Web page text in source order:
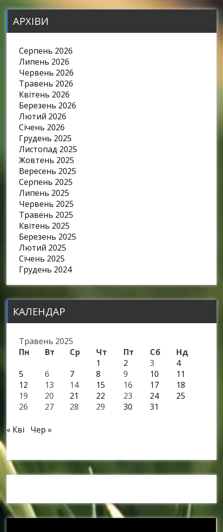
АРХІВИ
Серпень 2026
Липень 2026
Червень 2026
Травень 2026
Квітень 2026
Березень 2026
Лютий 2026
Січень 2026
Грудень 2025
Листопад 2025
Жовтень 2025
Вересень 2025
Серпень 2025
Липень 2025
Червень 2025
Травень 2025
Квітень 2025
Березень 2025
Лютий 2025
Січень 2025
Грудень 2024
КАЛЕНДАР
Травень 2025
Пн
Вт Ср Чт Пт Сб
Нд
1
2 3
4
5
6 7 8 9 10
11
12
13 14 15 16 17
18
19
20 21 22 23 24
25
26
27 28 29 30 31
« Кві Чер »